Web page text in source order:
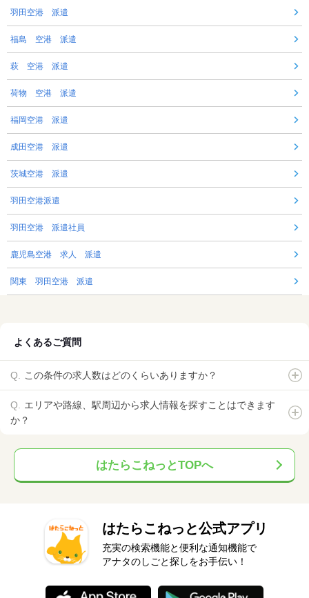
羽田空港 派遣
福島 空港 派遣
萩 空港 派遣
荷物 空港 派遣
福岡空港 派遣
成田空港 派遣
茨城空港 派遣
羽田空港派遣
羽田空港 派遣社員
鹿児島空港 求人 派遣
関東 羽田空港 派遣
よくあるご質問
この条件の求人数はどのくらいありますか？
エリアや路線、駅周辺から求人情報を探すことはできます
か？
はたらこねっとTOPへ
はたらこねっと公式アプリ
充実の検索機能と便利な通知機能で
アナタのしごと探しをお手伝い！